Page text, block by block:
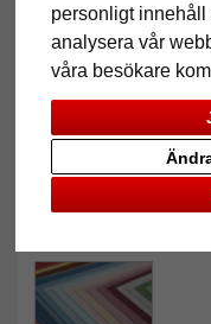
personligt innehåll
analysera vår
våra besökare
Tillbaka